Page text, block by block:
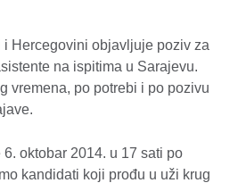
Hercegovini objavljuje poziv za
na ispitima u Sarajevu.
vremena, po potrebi i po pozivu
oktobar 2014. u 17 sati po
kandidati koji prođu u uži krug